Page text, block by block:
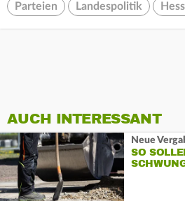
Parteien Landespolitik
AUCH INTERESSANT
Neue
SO